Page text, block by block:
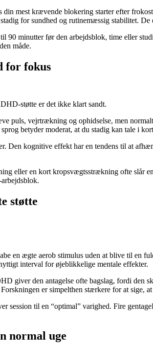
mest krævende blokering starter efter
for sundhed og rutinemæssig stabilitet.
90 minutter før den arbejdsblok, time eller
måde.
for fokus
støtte er det ikke klart sandt.
puls, vejrtrækning og ophidselse, men
betyder moderat, at du stadig kan tale i
kognitive effekt har en tendens til at
eller en kort kropsvægtsstrækning ofte slår
støtte
en ægte aerob stimulus uden at blive til en
interval for øjeblikkelige mentale effekter.
giver den antagelse ofte bagslag, fordi den
er simpelthen stærkere for at sige,
session til en “optimal” varighed. Fire
normal uge